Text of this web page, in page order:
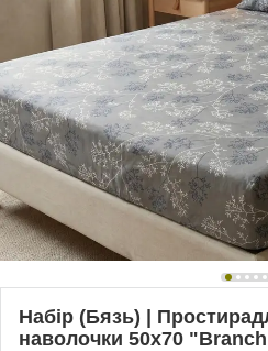
Набір (Бязь) |
наволочки 50x70